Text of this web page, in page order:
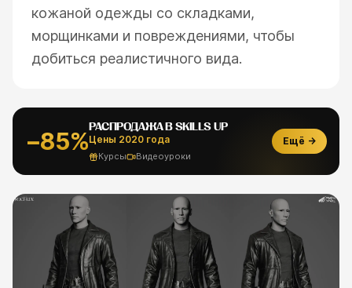
кожаной одежды со складками,
морщинками и повреждениями, чтобы
добиться реалистичного вида.
−85%
РАСПРОДАЖА В SKILLS UP
Цены 2020 года
Курсы Видеоуроки
Ещё →